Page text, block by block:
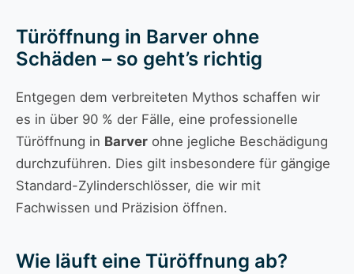
Türöffnung in Barver ohne
Schäden – so geht’s richtig
Entgegen dem verbreiteten Mythos schaffen wir
es in über 90 % der Fälle, eine professionelle
Türöffnung in Barver ohne jegliche Beschädigung
durchzuführen. Dies gilt insbesondere für gängige
Standard-Zylinderschlösser, die wir mit
Fachwissen und Präzision öffnen.
Wie läuft eine Türöffnung ab?